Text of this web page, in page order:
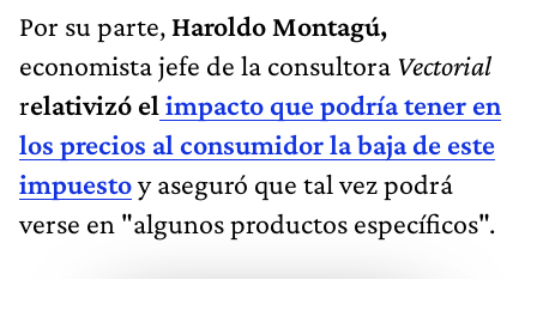
Por su parte, Haroldo Montagú,
economista jefe de la consultora Vectorial
relativizó el impacto que podría tener en
los precios al consumidor la baja de este
impuestoy aseguró que tal vez podrá
verse en "algunos productos específicos".